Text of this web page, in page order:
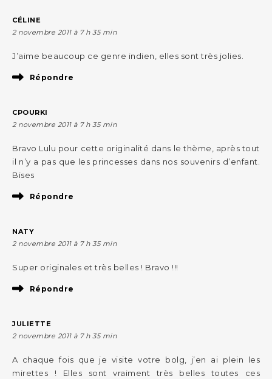
CÉLINE
2 novembre 2011 à 7 h 35 min
J’aime beaucoup ce genre indien, elles sont très jolies.
Répondre
CPOURKI
2 novembre 2011 à 7 h 35 min
Bravo Lulu pour cette originalité dans le thème, après tout
il n’y a pas que les princesses dans nos souvenirs d’enfant.
Bises
Répondre
NATY
2 novembre 2011 à 7 h 35 min
Super originales et très belles ! Bravo !!!
Répondre
JULIETTE
2 novembre 2011 à 7 h 35 min
A chaque fois que je visite votre bolg, j’en ai plein les
mirettes ! Elles sont vraiment très belles toutes ces